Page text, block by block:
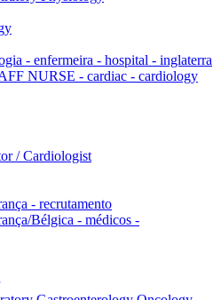
- enfermeira - hospital - inglaterra
NURSE - cardiac - cardiology
/ Cardiologist
- recrutamento
Bélgica - médicos -